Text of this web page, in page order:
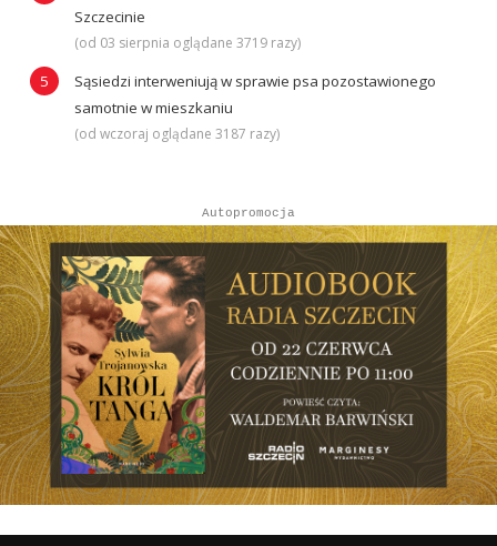
Szczecinie
(od 03 sierpnia oglądane 3719 razy)
Sąsiedzi interweniują w sprawie psa pozostawionego
samotnie w mieszkaniu
(od wczoraj oglądane 3187 razy)
Autopromocja